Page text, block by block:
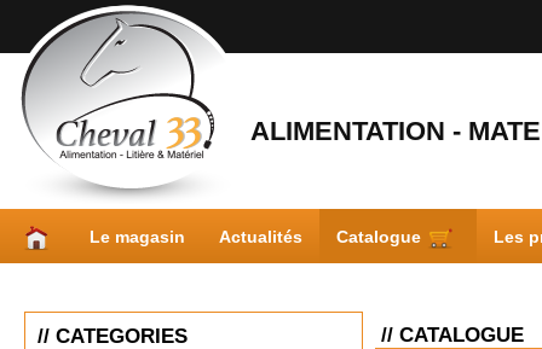
ALIMENTATION -
Le magasin Actualités Catalogue Les
// CATEGORIES // CATALOGUE